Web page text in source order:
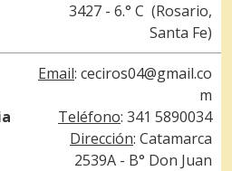
3427 - 6.° C (Rosario,
Santa Fe)
Email: ceciros04@gmail.co
m
Teléfono: 341 5890034
Dirección: Catamarca
2539A - B° Don Juan